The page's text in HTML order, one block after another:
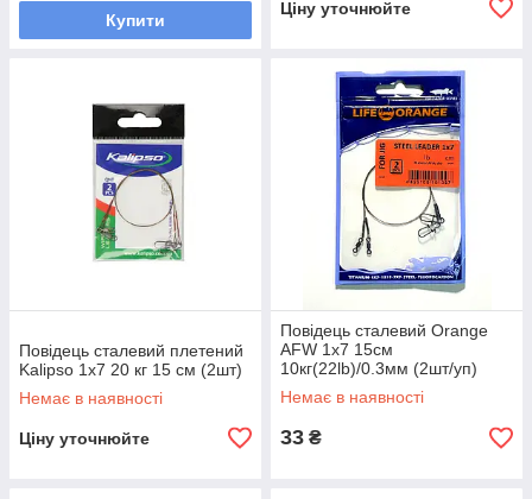
Купити
Ціну уточнюйте
Повідець сталевий плетений
Kalipso 1x7 20 кг 15 см (2шт)
Немає в наявності
Ціну уточнюйте
Повідець сталевий Orange
AFW 1х7 15см
10кг(22lb)/0.3мм (2шт/уп)
P72215 UKRSPIN Spinning
Steel Leader
Немає в наявності
33 ₴